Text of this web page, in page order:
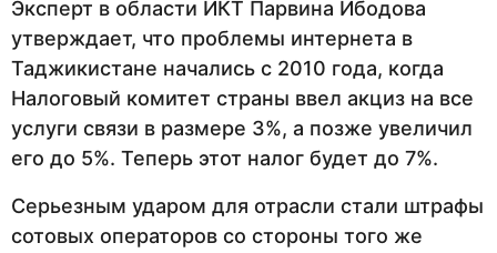
Эксперт в области ИКТ Парвина Ибодова
утверждает, что проблемы интернета в
Таджикистане начались с 2010 года, когда
Налоговый комитет страны ввел акциз на все
услуги связи в размере 3%, а позже увеличил
его до 5%. Теперь этот налог будет до 7%.
Серьезным ударом для отрасли стали штрафы
сотовых операторов со стороны того же